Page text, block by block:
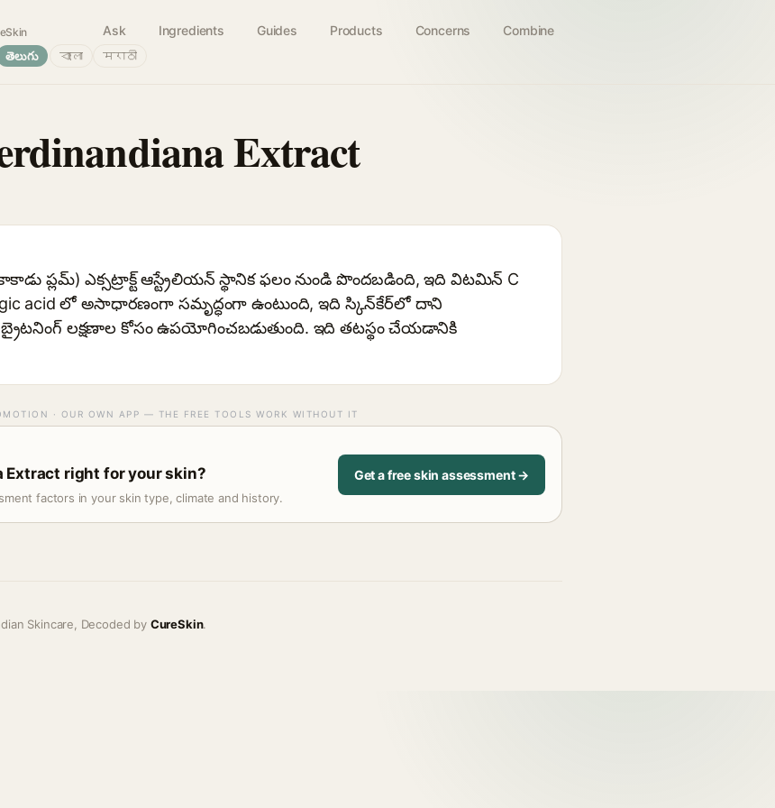
Ask Ingredients Guides Products Concerns Combine
తెలుగు বাংলা मराठी
Extract
ప్లమ్) ఎక్సట్రాక్ట్ ఆస్ట్రేలియన్ స్థానిక ఫలం నుండి పొందబడింది, ఇది విటమిన్ C
acid లో అసాధారణంగా సమృద్ధంగా ఉంటుంది, ఇది స్కిన్‌కేర్‌లో దాని
లక్షణాల కోసం ఉపయోగించబడుతుంది. ఇది తటస్థం చేయడానికి
· OUR OWN APP — THE FREE TOOLS WORK WITHOUT IT
Extract right for your skin?
factors in your skin type, climate and history.
Get a free skin assessment →
Skincare, Decoded by CureSkin.